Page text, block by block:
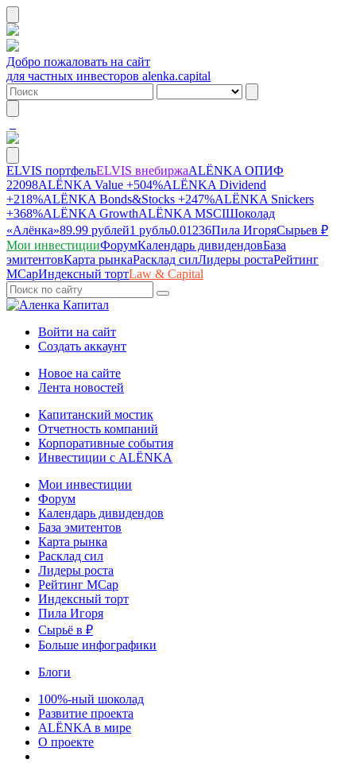
Добро пожаловать на сайт
для частных инвесторов alenka.capital
ELVIS портфельELVIS внебиржаALЁNKA ОПИФ
22098ALЁNKA Value +504%ALЁNKA Dividend
+218%ALЁNKA Bonds&Stocks +247%ALЁNKA Snickers
+368%ALЁNKA GrowthALЁNKA MSCIШоколад
«Алёнка»89.99 рублей1 рубль0.01236Пила ИгоряСырьев ₽
Мои инвестицииФорумКалендарь дивидендовБаза
эмитентовКарта рынкаРасклад силЛидеры ростаРейтинг
MCapИндексный тортLaw & Capital
Войти на сайт
Создать аккаунт
Новое на сайте
Лента новостей
Капитанский мостик
Отчетность компаний
Корпоративные события
Инвестиции с ALЁNKA
Мои инвестиции
Форум
Календарь дивидендов
База эмитентов
Карта рынка
Расклад сил
Лидеры роста
Рейтинг MCap
Индексный торт
Пила Игоря
Сырьё в ₽
Больше инфографики
Блоги
100%-ный шоколад
Развитие проекта
ALЁNKA в мире
О проекте